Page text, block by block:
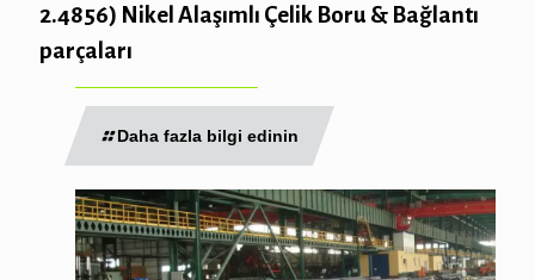
2.4856) Nikel Alaşımlı Çelik Boru & Bağlantı
parçaları
Daha fazla bilgi edinin